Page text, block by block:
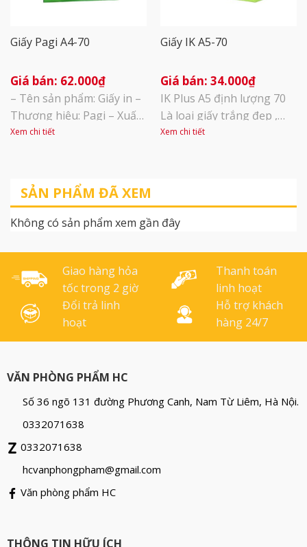
Giấy Pagi A4-70
62.000₫
– Tên sản phẩm: Giấy in –
Thương hiệu: Pagi – Xuất
sứ: Việt Nam – Định
thùng 5 ream – Được
đóng gói bằng vỏ chống
ẩm rất cao, giá thành lại
mặt hàng [...]
Xem chi tiết
Giấy IK A5-70
34.000₫
IK Plus A5 định lượng 70
Là loại giấy trắng đẹp ,
mịn, độ sắc nét cao, in 2
loại máy in\phun, in laser
Kích thước: Khổ A5 140 x
1 ram [...]
Xem chi tiết
SẢN PHẨM ĐÃ XEM
Không có sản phẩm xem gần đây
Giao hàng hỏa
tốc trong 2 giờ
Thanh toán
linh hoạt
Đổi trả linh
hoạt
Hỗ trợ khách
hàng 24/7
VĂN PHÒNG PHẨM HC
Số 36 ngõ 131 đường Phương Canh, Nam Từ Liêm, Hà Nội.
0332071638
0332071638
hcvanphongpham@gmail.com
Văn phòng phẩm HC
THÔNG TIN HỮU ÍCH